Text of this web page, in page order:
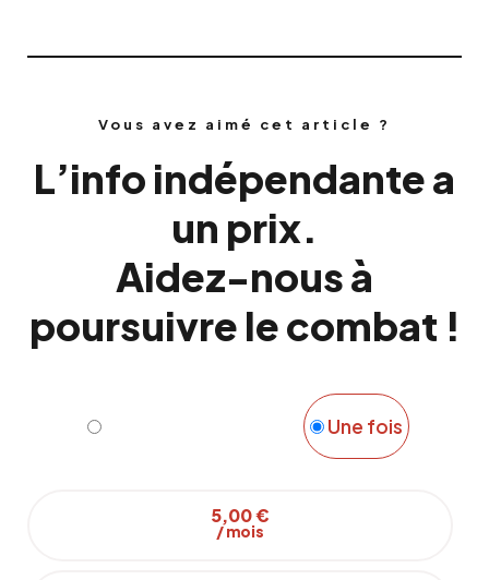
Vous avez aimé cet article ?
L’info indépendante a
un prix.
Aidez-nous à
poursuivre le combat !
Une fois
Mensuel
5,00 €
/ mois